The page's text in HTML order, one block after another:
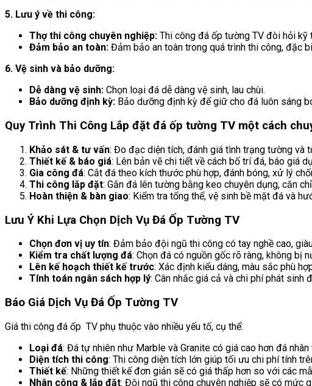
5. Lưu ý về thi công:
Thợ thi công chuyên nghiệp: Thi công đá ốp tường TV đòi hỏi kỹ
Đảm bảo an toàn: Đảm bảo an toàn trong quá trình thi công, đặc
6. Vệ sinh và bảo dưỡng:
Dễ dàng vệ sinh: Chọn loại đá dễ dàng vệ sinh, lau chùi.
Bảo dưỡng định kỳ: Bảo dưỡng định kỳ để giữ cho đá luôn sáng
Quy Trình Thi Công Lắp đặt đá ốp tường TV một cách
Khảo sát & tư vấn: Đo đạc diện tích, đánh giá tình trạng tường và
Thiết kế & báo giá: Lên bản vẽ chi tiết về cách bố trí đá, báo giá
Gia công đá: Cắt đá theo kích thước phù hợp, đánh bóng, xử lý
Thi công lắp đặt: Gắn đá lên tường bằng keo chuyên dụng, căn
Hoàn thiện & bàn giao: Kiểm tra tổng thể, vệ sinh bề mặt đá và
Lưu Ý Khi Lựa Chọn Dịch Vụ Đá Ốp Tường TV
Chọn đơn vị uy tín: Đảm bảo đội ngũ thi công có tay nghề cao,
Kiểm tra chất lượng đá: Chọn đá có nguồn gốc rõ ràng, không bị
Lên kế hoạch thiết kế trước: Xác định kiểu dáng, màu sắc phù
Tính toán ngân sách hợp lý: Cân nhắc giá cả và chi phí phát sinh
Báo Giá Dịch Vụ Đá Ốp Tường TV
Giá thi công đá ốp TV phụ thuộc vào nhiều yếu tố, cụ thể:
Loại đá: Đá tự nhiên như Marble và Granite có giá cao hơn đá nhân
Diện tích thi công: Thi công diện tích lớn giúp tối ưu chi phí tính
Thiết kế: Những thiết kế đơn giản sẽ có giá thấp hơn so với các
Nhân công & lắp đặt: Đội ngũ thi công chuyên nghiệp sẽ có mức